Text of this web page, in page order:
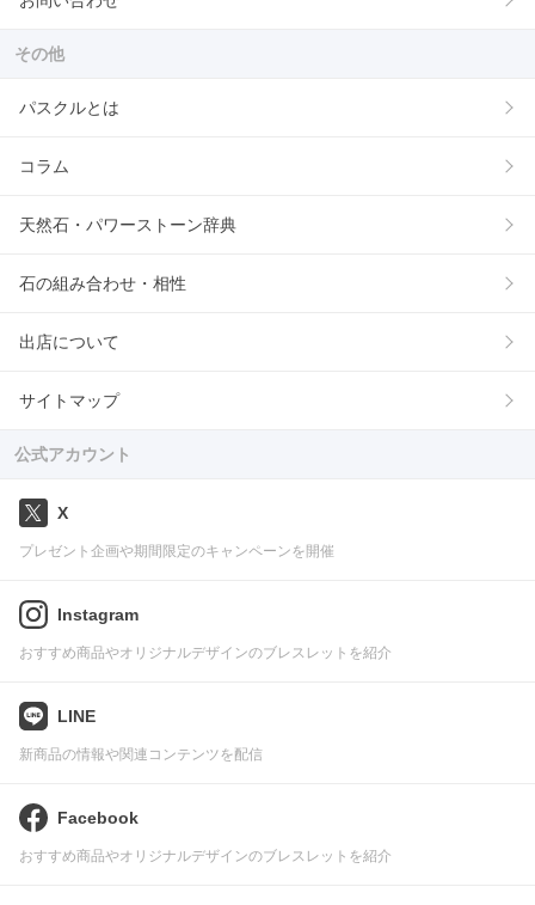
その他
パスクルとは
コラム
天然石・パワーストーン辞典
石の組み合わせ・相性
出店について
サイトマップ
公式アカウント
X
プレゼント企画や期間限定のキャンペーンを開催
Instagram
おすすめ商品やオリジナルデザインのブレスレットを紹介
LINE
新商品の情報や関連コンテンツを配信
Facebook
おすすめ商品やオリジナルデザインのブレスレットを紹介